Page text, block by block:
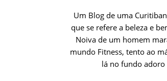
Um Blog de uma
que se refere a beleza e
Noiva de um homem
mundo Fitness, tento ao
lá no fundo adoro